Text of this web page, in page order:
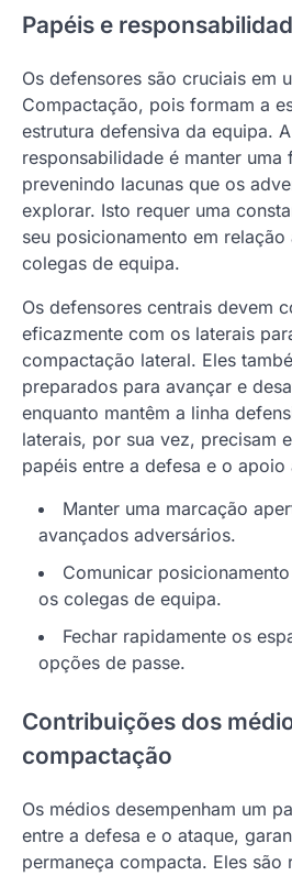
Papéis e
Os defensores são cruciais em
Compactação, pois formam a
estrutura defensiva da equipa.
responsabilidade é manter uma
prevenindo lacunas que os
explorar. Isto requer uma
seu posicionamento em
colegas de equipa.
Os defensores centrais devem
eficazmente com os laterais
compactação lateral. Eles
preparados para avançar e
enquanto mantêm a linha
laterais, por sua vez, precisam
papéis entre a defesa e o apoio
Manter uma marcação
avançados adversários.
Comunicar
os colegas de equipa.
Fechar rapidamente os
opções de passe.
Contribuições dos
compactação
Os médios desempenham um
entre a defesa e o ataque,
permaneça compacta. Eles são